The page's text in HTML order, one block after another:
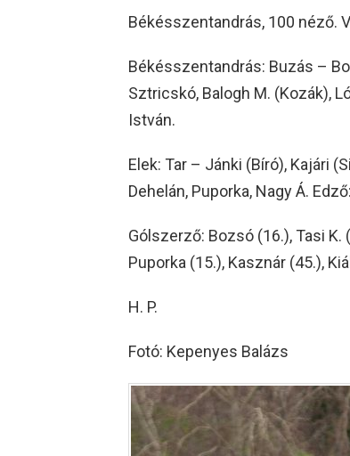
Békésszentandrás, 100 néző.
Békésszentandrás: Buzás –
Sztricskó, Balogh M. (Kozák),
István.
Elek: Tar – Jánki (Bíró), Kajári
Dehelán, Puporka, Nagy Á.
Gólszerző: Bozsó (16.), Tasi
Puporka (15.), Kasznár (45.),
H. P.
Fotó: Kepenyes Balázs